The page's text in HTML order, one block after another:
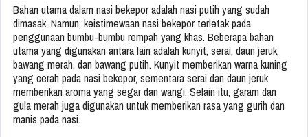
Bahan utama dalam nasi bekepor adalah nasi putih yang sudah
dimasak. Namun, keistimewaan nasi bekepor terletak pada
penggunaan bumbu-bumbu rempah yang khas. Beberapa bahan
utama yang digunakan antara lain adalah kunyit, serai, daun jeruk,
bawang merah, dan bawang putih. Kunyit memberikan warna kuning
yang cerah pada nasi bekepor, sementara serai dan daun jeruk
memberikan aroma yang segar dan wangi. Selain itu, garam dan
gula merah juga digunakan untuk memberikan rasa yang gurih dan
manis pada nasi.